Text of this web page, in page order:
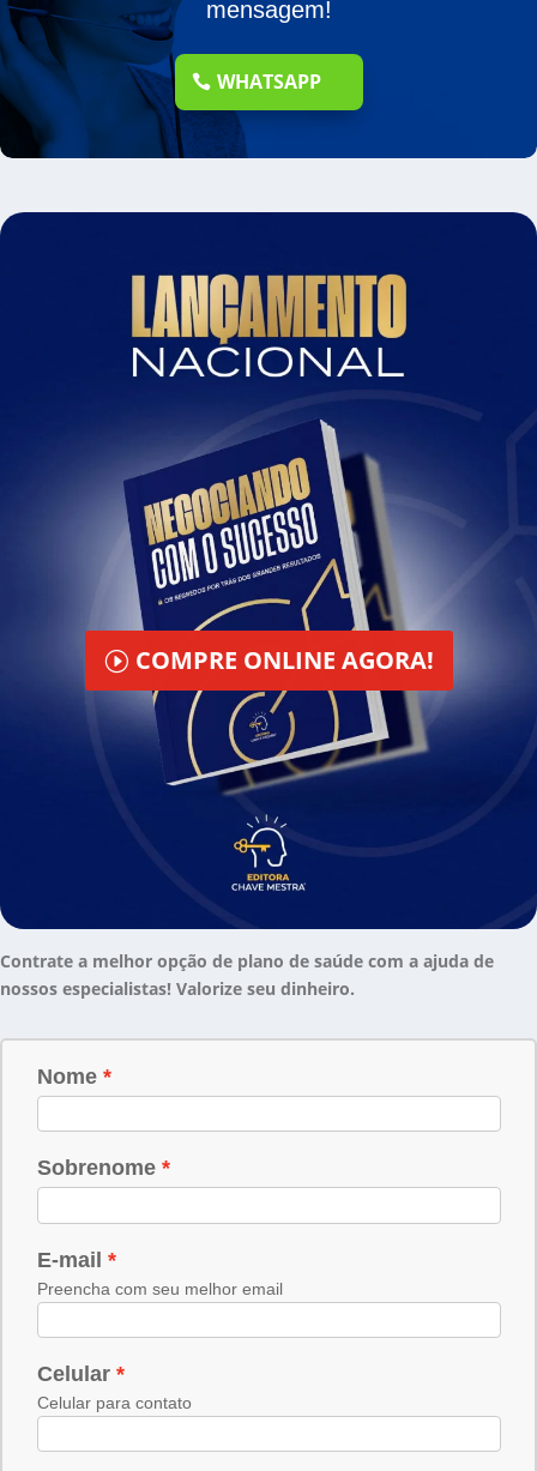
mensagem!
WHATSAPP
COMPRE ONLINE AGORA!
Contrate a melhor opção de plano de saúde com a ajuda de
nossos especialistas! Valorize seu dinheiro.